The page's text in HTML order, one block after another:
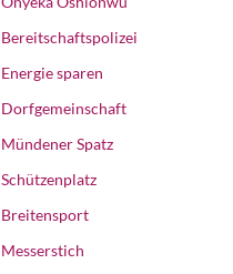
Bereitschaftspolizei
Energie sparen
Dorfgemeinschaft
Mündener Spatz
Schützenplatz
Breitensport
Messerstich